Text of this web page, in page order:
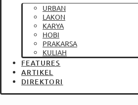
URBAN
LAKON
KARYA
HOBI
PRAKARSA
KULIAH
FEATURES
ARTIKEL
DIREKTORI